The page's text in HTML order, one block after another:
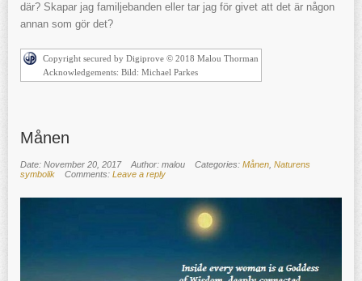
där? Skapar jag familjebanden eller tar jag för givet att det är någon
annan som gör det?
Copyright secured by Digiprove © 2018 Malou Thorman
Acknowledgements: Bild: Michael Parkes
Månen
Date: November 20, 2017 Author: malou Categories: Månen Naturens
symbolik
Comments: Leave a reply